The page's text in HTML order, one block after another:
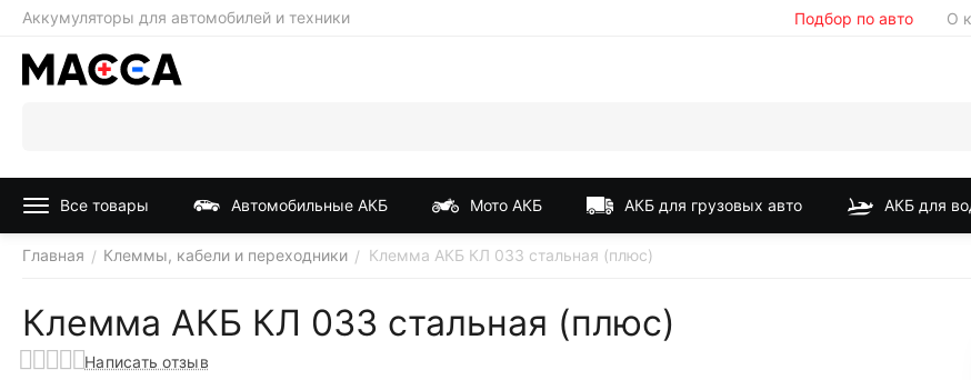
Аккумуляторы для автомобилей и техники Подбор по авто О
Все товары Автомобильные АКБ Мото АКБ АКБ для грузовых авто АКБ для
Главная / Клеммы, кабели и переходники / Клемма АКБ КЛ 033 стальная (плюс)
Клемма АКБ КЛ 033 стальная (плюс)
Написать отзыв